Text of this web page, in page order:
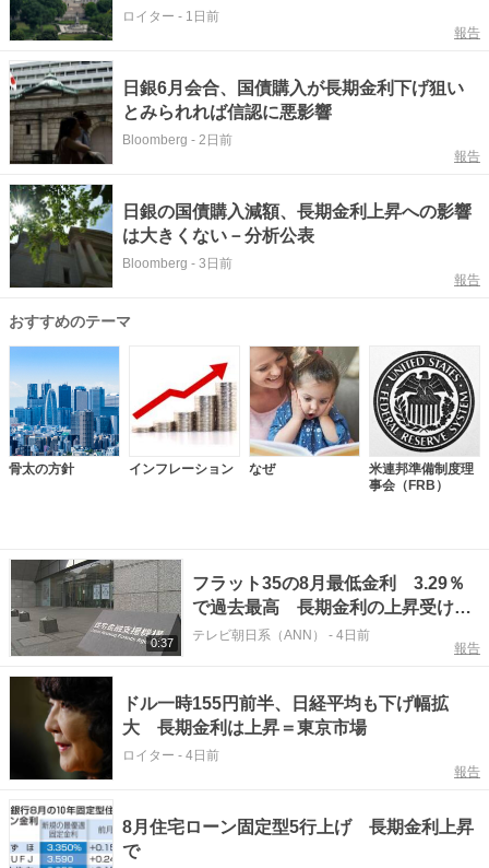
ロイター - 1日前
報告
日銀6月会合、国債購入が長期金利下げ狙い
とみられれば信認に悪影響
Bloomberg - 2日前
報告
日銀の国債購入減額、長期金利上昇への影響
は大きくない－分析公表
Bloomberg - 3日前
報告
おすすめのテーマ
骨太の方針 インフレーション なぜ
米連邦準備制度理
事会（FRB）
0:37
フラット35の8月最低金利 3.29％
で過去最高 長期金利の上昇受け3
カ月連続3％台
テレビ朝日系（ANN） - 4日前
報告
ドル一時155円前半、日経平均も下げ幅拡
大 長期金利は上昇＝東京市場
ロイター - 4日前
報告
8月住宅ローン固定型5行上げ 長期金利上昇
で